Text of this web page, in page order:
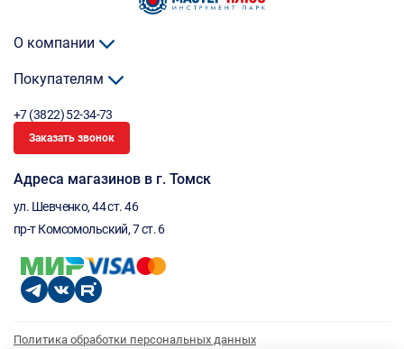
О компании
Покупателям
+7 (3822) 52-34-73
Заказать звонок
Адреса магазинов в г. Томск
ул. Шевченко, 44 ст. 46
пр-т Комсомольский, 7 ст. 6
Политика обработки персональных данных